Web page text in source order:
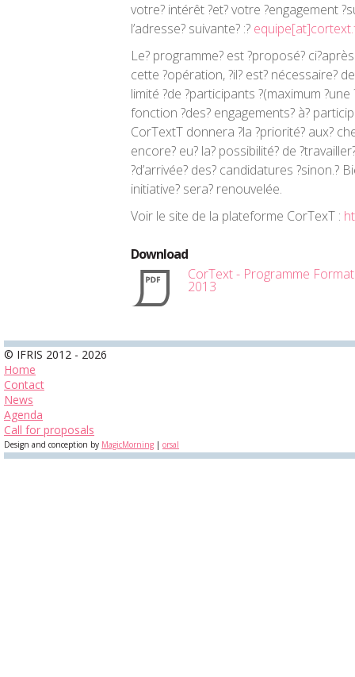
votre? intérêt ?et? votre ?engagement
l’adresse? suivante? :?
Le? programme? est ?proposé?
cette ?opération, ?il? est? nécessaire?
limité ?de ?participants ?(maximum ?une
fonction ?des? engagements? à?
CorTextT donnera ?la ?priorité? aux?
encore? eu? la? possibilité? de
?d’arrivée? des? candidatures ?sinon.?
initiative? sera? renouvelée.
Voir le site de la plateforme CorTexT :
Download
CorText - Programme
2013
© IFRIS 2012 - 2026
Home
Contact
News
Agenda
Call for proposals
Design and conception by MagicMorning | orsal